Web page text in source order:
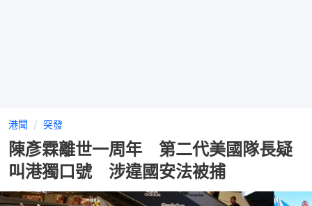
港聞 突發
陳彥霖離世一周年 第二代美國隊長疑
叫港獨口號 涉違國安法被捕